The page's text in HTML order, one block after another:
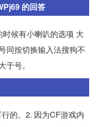
的回答
候有小喇叭的选项 大
同按切换输入法搜狗不
号。
的。2. 因为CF游戏内